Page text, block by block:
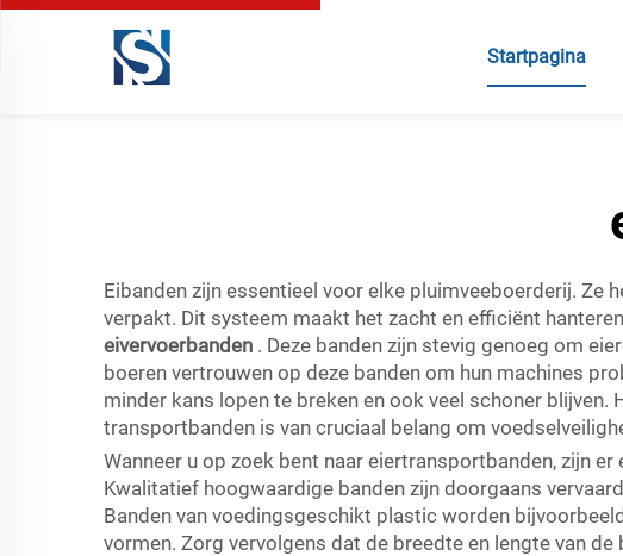
Startpagina
Eibanden zijn essentieel voor elke pluimveeboerderij. Ze
verpakt. Dit systeem maakt het zacht en efficiënt
eivervoerbanden . Deze banden zijn stevig genoeg om
boeren vertrouwen op deze banden om hun machines
minder kans lopen te breken en ook veel schoner
transportbanden is van cruciaal belang om
Wanneer u op zoek bent naar eiertransportbanden, zijn
Kwalitatief hoogwaardige banden zijn doorgaans
Banden van voedingsgeschikt plastic worden
vormen. Zorg vervolgens dat de breedte en lengte van